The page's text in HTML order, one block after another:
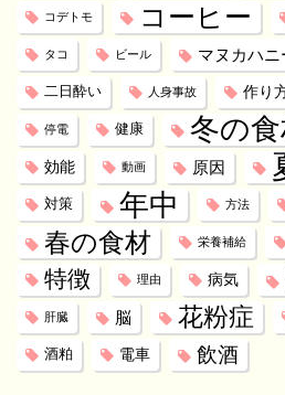
コデトモ コーヒー
タコ ビール マヌカハニ
二日酔い 人身事故 作り
停電 健康 冬の
効能 動画 原因
対策 年中 方法
春の食材 栄養補給
特徴 理由 病気
肝臓 脳 花粉症
酒粕 電車 飲酒